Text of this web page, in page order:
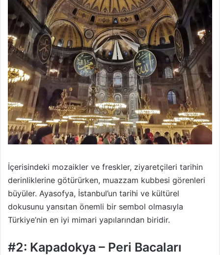
İçerisindeki mozaikler ve freskler, ziyaretçileri tarihin
derinliklerine götürürken, muazzam kubbesi görenleri
büyüler. Ayasofya, İstanbul’un tarihi ve kültürel
dokusunu yansıtan önemli bir sembol olmasıyla
Türkiye’nin en iyi mimari yapılarından biridir.
#2: Kapadokya – Peri Bacaları